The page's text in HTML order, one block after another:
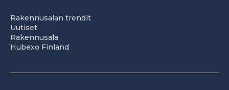
Rakennusalan trendit
Uutiset
Rakennusala
Hubexo Finland